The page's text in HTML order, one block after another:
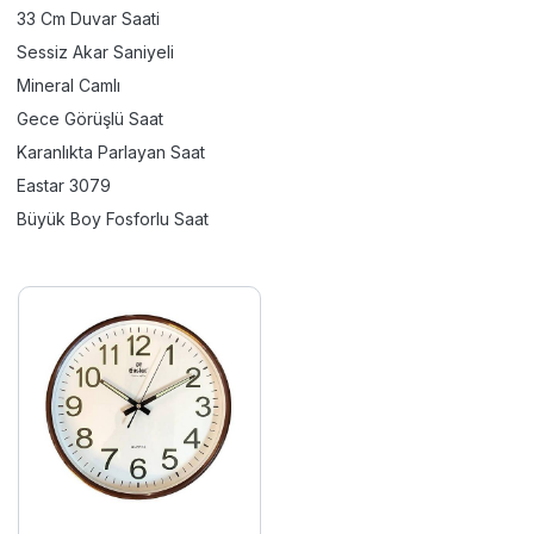
33 Cm Duvar Saati
Sessiz Akar Saniyeli
Mineral Camlı
Gece Görüşlü Saat
Karanlıkta Parlayan Saat
Eastar 3079
Büyük Boy Fosforlu Saat